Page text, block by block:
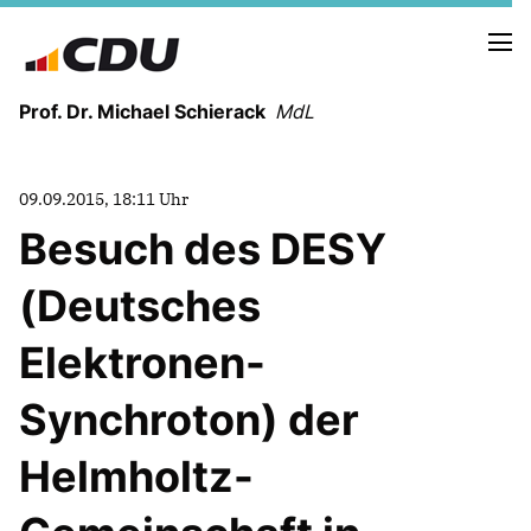
Prof. Dr. Michael Schierack MdL
LEBENSLAUF
HEIMAT UND WERTE
AUSBILDUNG UND WEGMARKEN
BERUFUNG UND MENSCH
SICHERHEIT UND ZUSAMMENHALT
MITTELSTAND UND INDUSTRIE
09.09.2015, 18:11 Uhr
Besuch des DESY
(Deutsches
Elektronen-
Synchroton) der
Helmholtz-